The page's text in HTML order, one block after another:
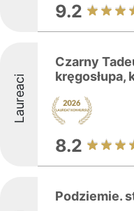
9.2
Laureaci
Czarny
kręgosłupa,
8.2
Podziemie.